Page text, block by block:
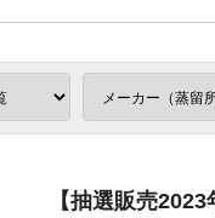
【抽選販売